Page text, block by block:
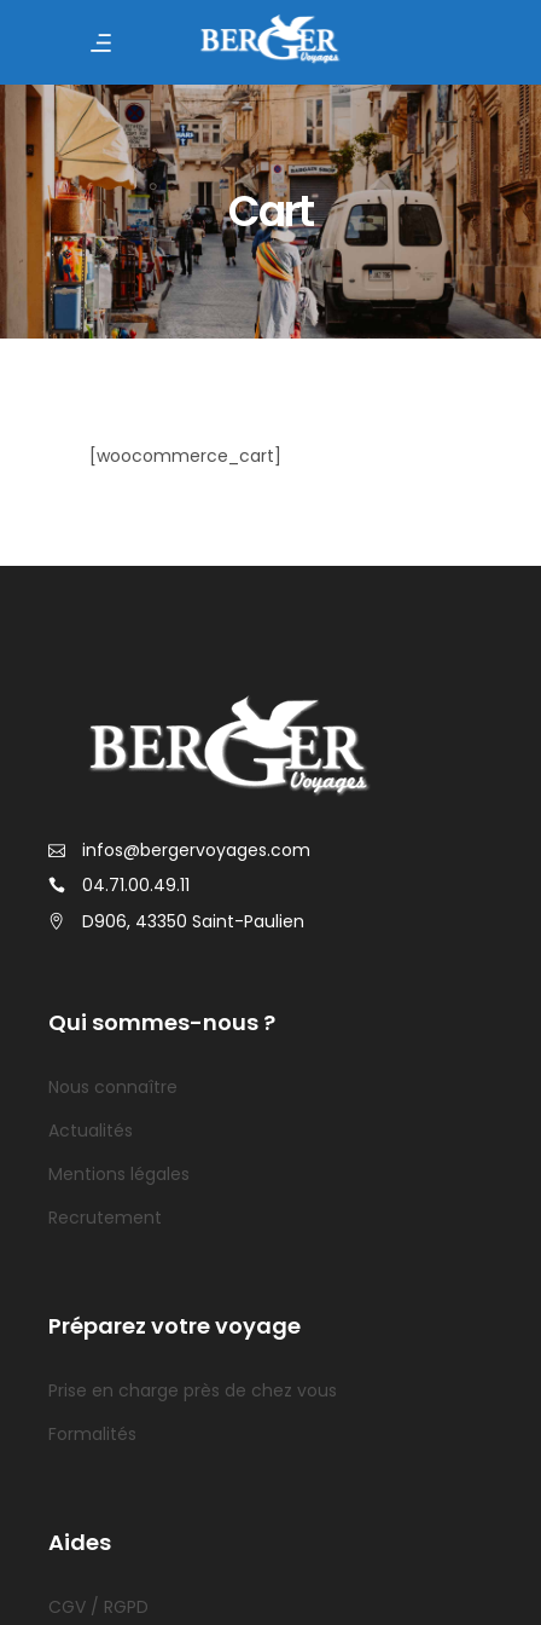
Cart
[woocommerce_cart]
infos@bergervoyages.com
04.71.00.49.11
D906, 43350 Saint-Paulien
Qui sommes-nous ?
Nous connaître
Actualités
Mentions légales
Recrutement
Préparez votre voyage
Prise en charge près de chez vous
Formalités
Aides
CGV / RGPD